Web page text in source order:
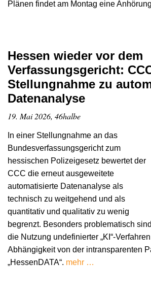
Plänen findet am Montag eine
Hessen wieder vor dem
Verfassungsgericht:
Stellungnahme zu
Datenanalyse
19. Mai 2026, 46halbe
In einer Stellungnahme an das
Bundesverfassungsgericht zum
hessischen Polizeigesetz bewertet der
CCC die erneut ausgeweitete
automatisierte Datenanalyse als
technisch zu weitgehend und als
quantitativ und qualitativ zu wenig
begrenzt. Besonders problematisch sind
die Nutzung undefinierter „KI“-
Abhängigkeit von der intransparenten
„HessenDATA“. mehr …